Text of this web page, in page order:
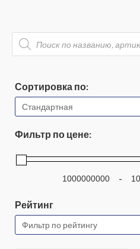
П
с
о
в
а
о
Сортировка по:
Фильтр по цене:
-
Рейтинг